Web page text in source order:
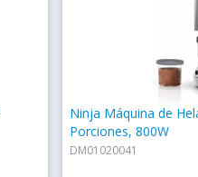
Ninja Máquina de
Porciones, 800W
DM01020041